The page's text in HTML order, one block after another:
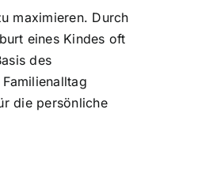
maximieren. Durch
eines Kindes oft
des
die persönliche